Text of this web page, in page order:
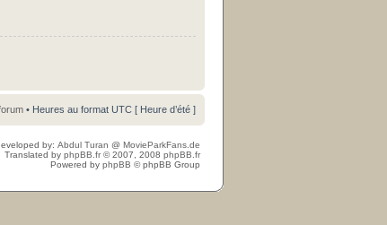
• Heures au format UTC [ Heure d’été ]
by: Abdul Turan @ MovieParkFans.de
Translated by phpBB.fr © 2007, 2008 phpBB.fr
Powered by phpBB © phpBB Group